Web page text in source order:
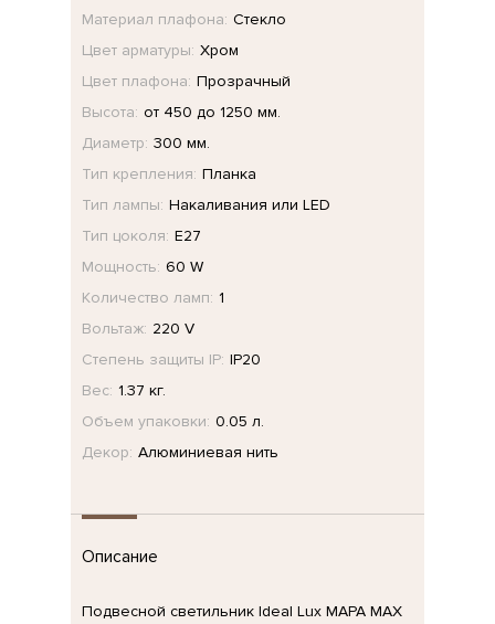
Материал плафона: Стекло
Цвет арматуры: Хром
Цвет плафона: Прозрачный
Высота: от 450 до 1250 мм.
Диаметр: 300 мм.
Тип крепления: Планка
Тип лампы: Накаливания или LED
Тип цоколя: E27
Мощность: 60 W
Количество ламп: 1
Вольтаж: 220 V
Степень защиты IP: IP20
Вес: 1.37 кг.
Объем упаковки: 0.05 л.
Декор: Алюминиевая нить
Описание
Подвесной светильник Ideal Lux MAPA MAX